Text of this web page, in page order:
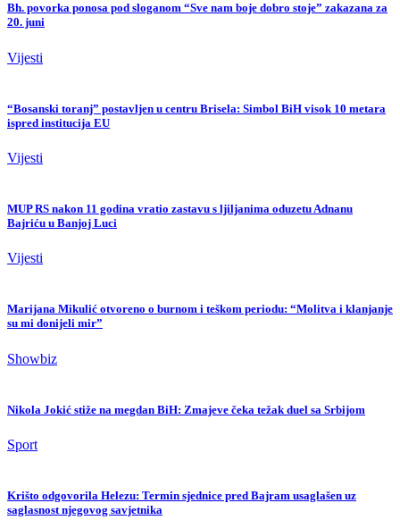
Bh. povorka ponosa pod sloganom “Sve nam boje dobro stoje” zakazana za
20. juni
Vijesti
“Bosanski toranj” postavljen u centru Brisela: Simbol BiH visok 10 metara
ispred institucija EU
Vijesti
MUP RS nakon 11 godina vratio zastavu s ljiljanima oduzetu Adnanu
Bajriću u Banjoj Luci
Vijesti
Marijana Mikulić otvoreno o burnom i teškom periodu: “Molitva i klanjanje
su mi donijeli mir”
Showbiz
Nikola Jokić stiže na megdan BiH: Zmajeve čeka težak duel sa Srbijom
Sport
Krišto odgovorila Helezu: Termin sjednice pred Bajram usaglašen uz
saglasnost njegovog savjetnika